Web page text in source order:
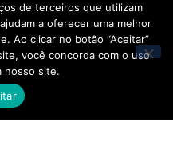
de terceiros que utilizam
a oferecer uma melhor
Ao clicar no botão “Aceitar”
você concorda com o uso
nosso site.